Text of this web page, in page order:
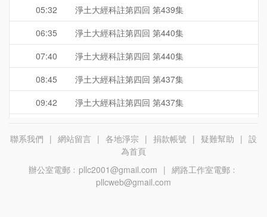
05:32
淨土大經科註第四回 第439集
06:35
淨土大經科註第四回 第440集
07:40
淨土大經科註第四回 第440集
08:45
淨土大經科註第四回 第437集
09:42
淨土大經科註第四回 第437集
淨土大經科註第四回 第438集
13:10
淨土大經科註第四回 第439集
聯系我們 | 網站留言 | 各地淨宗 | 捐款帳號 | 疑難幫助 | 設
為首頁
辦公室電郵﹕pllc2001@gmail.com | 網路工作室電郵﹕
pllcweb@gmail.com